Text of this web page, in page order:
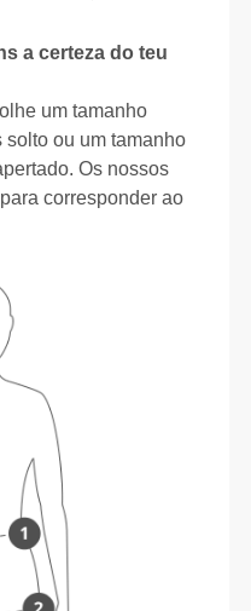
a certeza do teu
um tamanho
ou um tamanho
Os nossos
corresponder ao